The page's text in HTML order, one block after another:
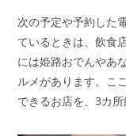
次の予定や予約した
ているときは、飲食
には姫路おでんやあ
ルメがあります。こ
できるお店を、3カ所